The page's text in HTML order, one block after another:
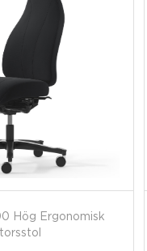
Hög Ergonomisk